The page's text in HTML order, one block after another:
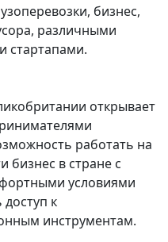
бизнес,
различными
стартапами.
открывает
работать на
бизнес в стране с
условиями
к
инструментам.